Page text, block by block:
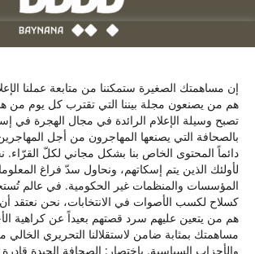
9, 1º, 28012, Madrid ,España
+34641137976
contacto@baynana.es
فيسبوك
تويترلينكدإنيوتيوب
سياسة الخصوصية
من نحن
إن مساهمتك الصغيرة ستمكننا من متابعة عملنا
هم من يصنعون مجلة بيننا التي تقترب كل يوم من
تصبح وسيلة الإعلام الرائدة في مجال الهجرة في
بالصحافة التي يصنعها المهاجرون من أجل
دائماً المحتوى الخاص بنا بشكل مجاني لكلّ
لأولئك الذين يتم إسكاتهم، ونحاول سدّ فراغ
المؤسسات والمنظمات غير الحكومية. في عالم
كسلاح لكسب الأصوات في الانتخابات، نحن نعتقد
هم من يتعين عليهم سرد قصتهم بعيداً عن كراهية
مساهمتك بمثابة ضامن لاستقلالنا التحريري الخالي
والأحزاب السياسية. باختصار: الصحافة الجيدة